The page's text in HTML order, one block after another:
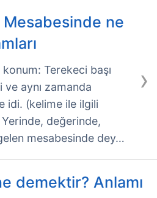
ne
›
Terekeci başı
ve aynı zamanda
idi. (kelime ile ilgili
değerinde,
mesabesinde dey…
demektir? Anlamı